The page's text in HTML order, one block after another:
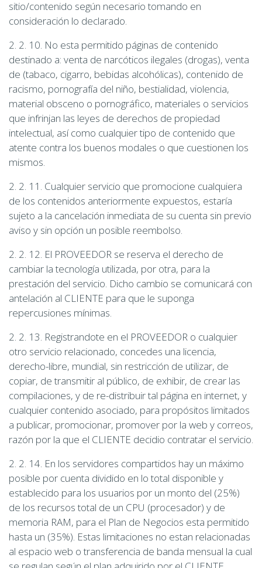
sitio/contenido según necesario tomando en
consideración lo declarado.
2. 2. 10. No esta permitido páginas de contenido
destinado a: venta de narcóticos ilegales (drogas), venta
de (tabaco, cigarro, bebidas alcohólicas), contenido de
racismo, pornografía del niño, bestialidad, violencia,
material obsceno o pornográfico, materiales o servicios
que infrinjan las leyes de derechos de propiedad
intelectual, así como cualquier tipo de contenido que
atente contra los buenos modales o que cuestionen los
mismos.
2. 2. 11. Cualquier servicio que promocione cualquiera
de los contenidos anteriormente expuestos, estaría
sujeto a la cancelación inmediata de su cuenta sin previo
aviso y sin opción un posible reembolso.
2. 2. 12. El PROVEEDOR se reserva el derecho de
cambiar la tecnología utilizada, por otra, para la
prestación del servicio. Dicho cambio se comunicará con
antelación al CLIENTE para que le suponga
repercusiones mínimas.
2. 2. 13. Registrandote en el PROVEEDOR o cualquier
otro servicio relacionado, concedes una licencia,
derecho-libre, mundial, sin restricción de utilizar, de
copiar, de transmitir al público, de exhibir, de crear las
compilaciones, y de re-distribuir tal página en internet, y
cualquier contenido asociado, para propósitos limitados
a publicar, promocionar, promover por la web y correos,
razón por la que el CLIENTE decidio contratar el servicio.
2. 2. 14. En los servidores compartidos hay un máximo
posible por cuenta dividido en lo total disponible y
establecido para los usuarios por un monto del (25%)
de los recursos total de un CPU (procesador) y de
memoria RAM, para el Plan de Negocios esta permitido
hasta un (35%). Estas limitaciones no estan relacionadas
al espacio web o transferencia de banda mensual la cual